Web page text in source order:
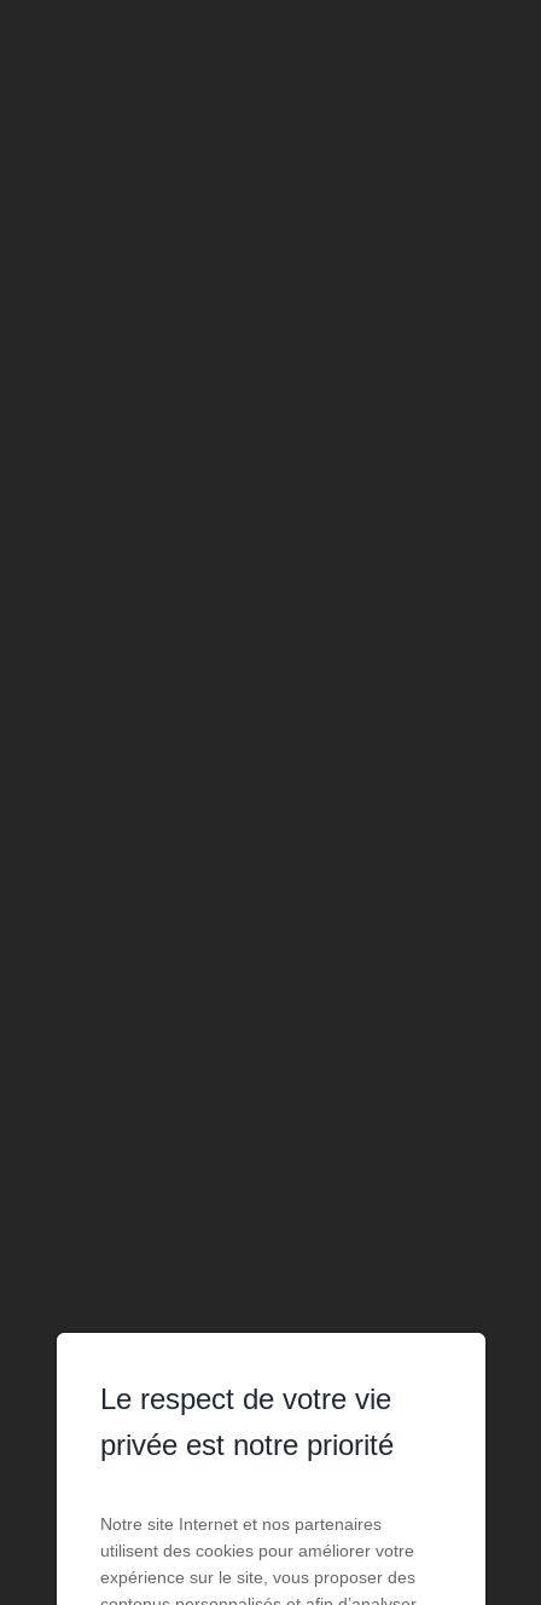
Le respect de votre vie
privée est notre priorité
Notre site Internet et nos partenaires
utilisent des cookies pour améliorer votre
expérience sur le site, vous proposer des